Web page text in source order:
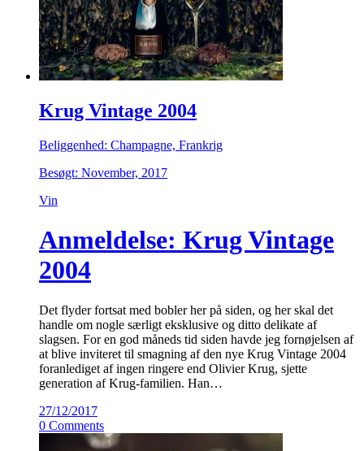
Krug Vintage 2004
Beliggenhed: Champagne, Frankrig
Besøgt: November, 2017
Vin
Anmeldelse: Krug Vintage
2004
Det flyder fortsat med bobler her på siden, og her skal det
handle om nogle særligt eksklusive og ditto delikate af
slagsen. For en god måneds tid siden havde jeg fornøjelsen af
at blive inviteret til smagning af den nye Krug Vintage 2004
foranlediget af ingen ringere end Olivier Krug, sjette
generation af Krug-familien. Han…
27/12/2017
0 Comments